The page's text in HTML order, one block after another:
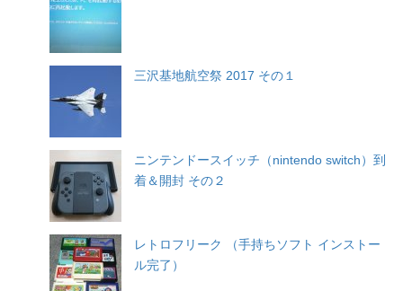
三沢基地航空祭 2017 その１
ニンテンドースイッチ（nintendo switch）到
着＆開封 その２
レトロフリーク （手持ちソフト インストー
ル完了）